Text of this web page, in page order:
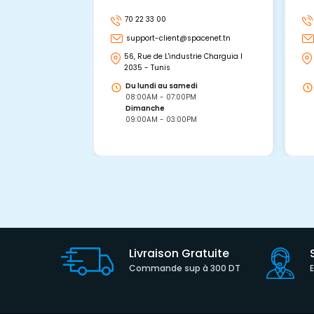
70 22 33 00
support-client@spacenet.tn
56, Rue de L'industrie Charguia I
2035 - Tunis
Du lundi au samedi
08:00AM - 07:00PM
Dimanche
09:00AM - 03:00PM
Livraison Gratuite
Commande sup à 300 DT